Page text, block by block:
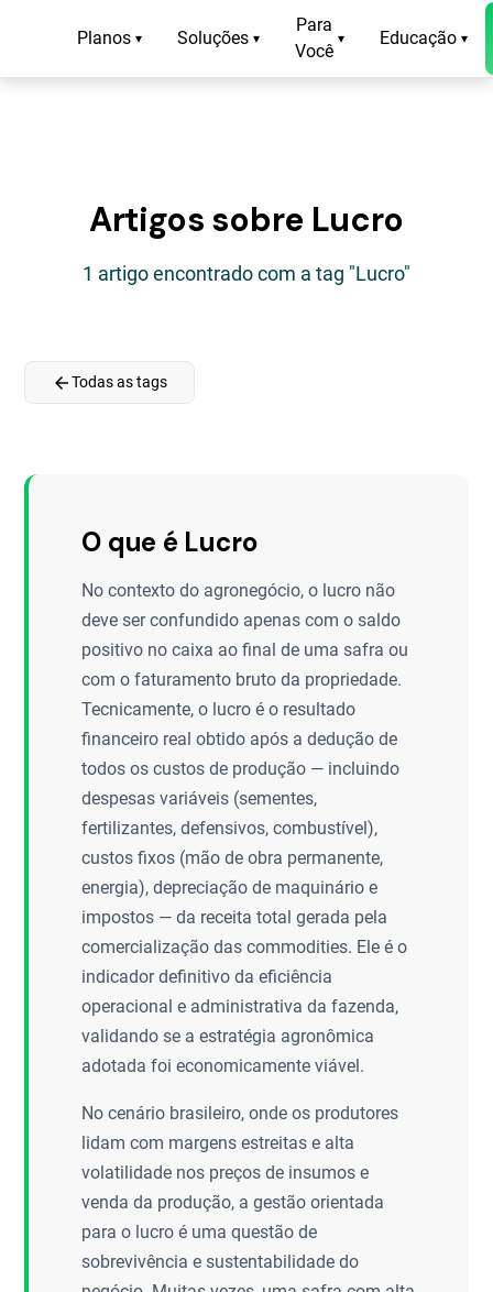
Planos ▾ Soluções ▾
Para
Você
▾ Educação ▾
Artigos sobre Lucro
1 artigo encontrado com a tag "Lucro"
arrow_backTodas as tags
O que é Lucro
No contexto do agronegócio, o lucro não
deve ser confundido apenas com o saldo
positivo no caixa ao final de uma safra ou
com o faturamento bruto da propriedade.
Tecnicamente, o lucro é o resultado
financeiro real obtido após a dedução de
todos os custos de produção — incluindo
despesas variáveis (sementes,
fertilizantes, defensivos, combustível),
custos fixos (mão de obra permanente,
energia), depreciação de maquinário e
impostos — da receita total gerada pela
comercialização das commodities. Ele é o
indicador definitivo da eficiência
operacional e administrativa da fazenda,
validando se a estratégia agronômica
adotada foi economicamente viável.
No cenário brasileiro, onde os produtores
lidam com margens estreitas e alta
volatilidade nos preços de insumos e
venda da produção, a gestão orientada
para o lucro é uma questão de
sobrevivência e sustentabilidade do